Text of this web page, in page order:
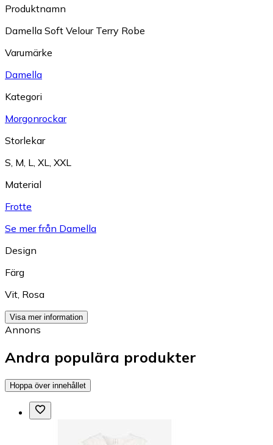
Produktnamn
Damella Soft Velour Terry Robe
Varumärke
Damella
Kategori
Morgonrockar
Storlekar
S, M, L, XL, XXL
Material
Frotte
Se mer från Damella
Design
Färg
Vit, Rosa
Visa mer information
Annons
Andra populära produkter
Hoppa över innehållet